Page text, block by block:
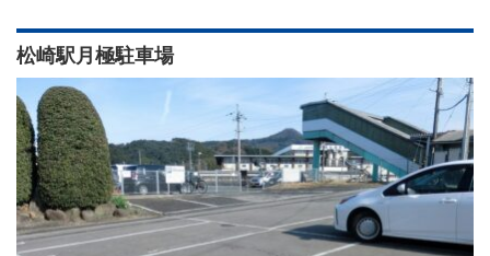
松崎駅月極駐車場